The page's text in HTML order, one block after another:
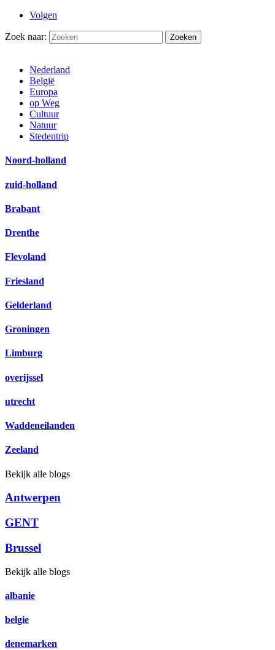
Volgen
Zoek naar:
Nederland
België
Europa
op Weg
Cultuur
Natuur
Stedentrip
Noord-holland
zuid-holland
Brabant
Drenthe
Flevoland
Friesland
Gelderland
Groningen
Limburg
overijssel
utrecht
Waddeneilanden
Zeeland
Bekijk alle blogs
Antwerpen
GENT
Brussel
Bekijk alle blogs
albanie
belgie
denemarken